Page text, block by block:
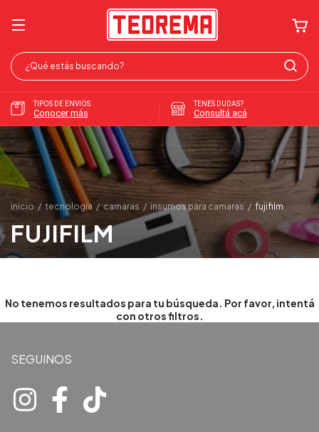
TIPOS DE ENVIOS
Conocer más
TENES DUDAS?
Consultá acá
inicio / tecnologia / camaras / insumos para camaras / fujifilm
FUJIFILM
No tenemos resultados para tu búsqueda. Por favor, intentá
con otros filtros.
SEGUINOS